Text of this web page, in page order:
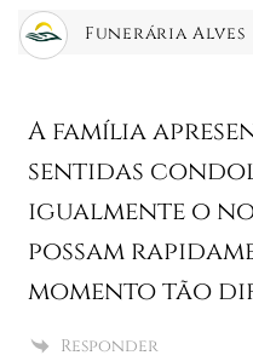
Funerária Alves
A família
sentidas
igualmente o
possam
momento tão
Responder